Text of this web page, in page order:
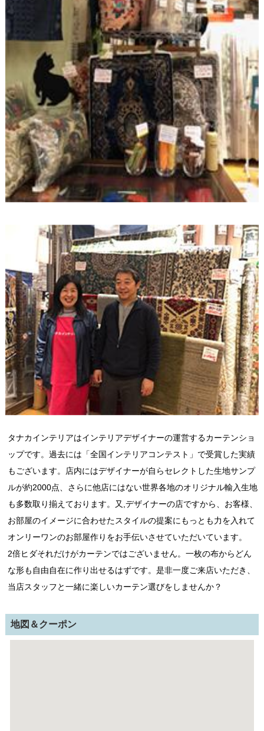
タナカインテリアはインテリアデザイナーの運営するカーテンショ
ップです。過去には「全国インテリアコンテスト」で受賞した実績
もございます。店内にはデザイナーが自らセレクトした生地サンプ
ルが約2000点、さらに他店にはない世界各地のオリジナル輸入生地
も多数取り揃えております。又,デザイナーの店ですから、お客様、
お部屋のイメージに合わせたスタイルの提案にもっとも力を入れて
オンリーワンのお部屋作りをお手伝いさせていただいています。
2倍ヒダそれだけがカーテンではございません。一枚の布からどん
な形も自由自在に作り出せるはずです。是非一度ご来店いただき、
当店スタッフと一緒に楽しいカーテン選びをしませんか？
地図＆クーポン